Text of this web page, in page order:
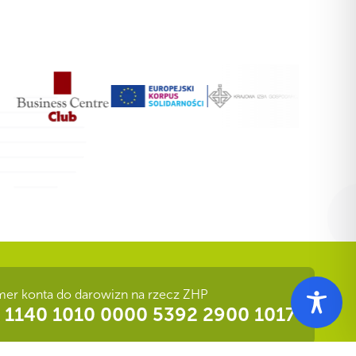
konta do darowizn na rzecz ZHP
1140 1010 0000 5392 2900 1017